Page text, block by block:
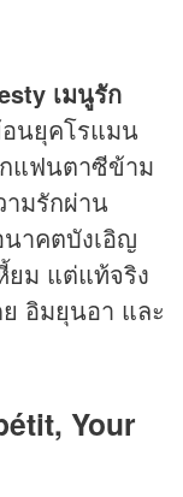
เมนูรัก
นยุคโรแมน
แฟนตาซีข้าม
ามรักผ่าน
าคตบังเอิญ
ยม แต่แท้จริง
อิมยุนอา และ
Your